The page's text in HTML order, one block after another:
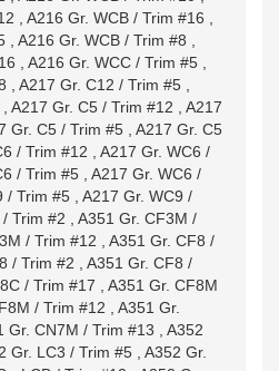
A216 Gr. WCB / Trim #16
A216 Gr. WCB / Trim #8
A216 Gr. WCC / Trim #5
A217 Gr. C12 / Trim #5
A217 Gr. C5 / Trim #12
A217
Gr. C5 / Trim #5
A217 Gr. C5
/ Trim #12
A217 Gr. WC6 /
/ Trim #5
A217 Gr. WC6 /
/ Trim #5
A217 Gr. WC9 /
Trim #2
A351 Gr. CF3M /
/ Trim #12
A351 Gr. CF8 /
/ Trim #2
A351 Gr. CF8 /
/ Trim #17
A351 Gr. CF8M
/ Trim #12
A351 Gr.
Gr. CN7M / Trim #13
A352
Gr. LC3 / Trim #5
A352 Gr.